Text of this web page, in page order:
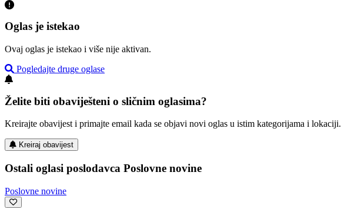
Oglas je istekao
Ovaj oglas je istekao i više nije aktivan.
Pogledajte druge oglase
Želite biti obaviješteni o sličnim oglasima?
Kreirajte obavijest i primajte email kada se objavi novi oglas u istim kategorijama i lokaciji.
Kreiraj obavijest
Ostali oglasi poslodavca Poslovne novine
Poslovne novine